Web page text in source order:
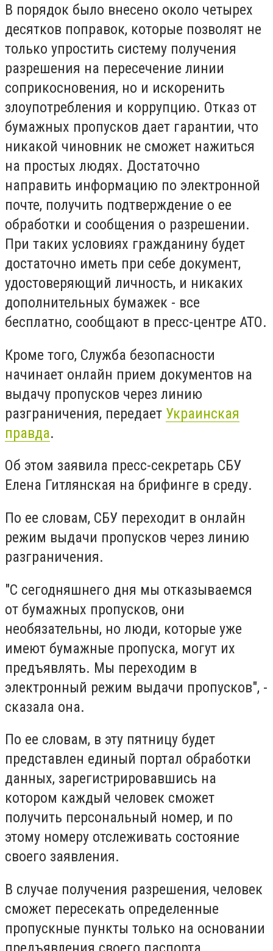
В порядок было внесено около четырех
десятков поправок, которые позволят не
только упростить систему получения
разрешения на пересечение линии
соприкосновения, но и искоренить
злоупотребления и коррупцию. Отказ от
бумажных пропусков дает гарантии, что
никакой чиновник не сможет нажиться
на простых людях. Достаточно
направить информацию по электронной
почте, получить подтверждение о ее
обработки и сообщения о разрешении.
При таких условиях гражданину будет
достаточно иметь при себе документ,
удостоверяющий личность, и никаких
дополнительных бумажек - все
бесплатно, сообщают в пресс-центре АТО.
Кроме того, Служба безопасности
начинает онлайн прием документов на
выдачу пропусков через линию
разграничения, передает Украинская
правда.
Об этом заявила пресс-секретарь СБУ
Елена Гитлянская на брифинге в среду.
По ее словам, СБУ переходит в онлайн
режим выдачи пропусков через линию
разграничения.
"С сегодняшнего дня мы отказываемся
от бумажных пропусков, они
необязательны, но люди, которые уже
имеют бумажные пропуска, могут их
предъявлять. Мы переходим в
электронный режим выдачи пропусков", -
сказала она.
По ее словам, в эту пятницу будет
представлен единый портал обработки
данных, зарегистрировавшись на
котором каждый человек сможет
получить персональный номер, и по
этому номеру отслеживать состояние
своего заявления.
В случае получения разрешения, человек
сможет пересекать определенные
пропускные пункты только на основании